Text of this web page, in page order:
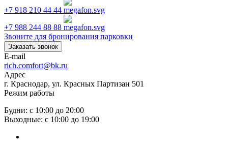
+7 918 210 44 44
+7 988 244 88 88
Звоните для бронирования парковки
Заказать звонок
E-mail
rich.comfort@bk.ru
Адрес
г. Краснодар, ул. Красных Партизан 501
Режим работы
Будни: с 10:00 до 20:00
Выходные: с 10:00 до 19:00